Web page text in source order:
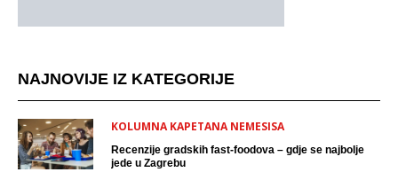
NAJNOVIJE IZ KATEGORIJE
KOLUMNA KAPETANA NEMESISA
Recenzije gradskih fast-foodova – gdje se najbolje
jede u Zagrebu